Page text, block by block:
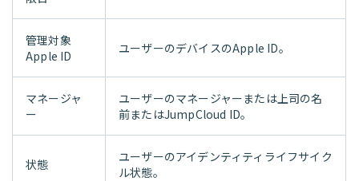
管理対象
Apple ID
ユーザーのデバイスのApple ID。
マネージャ
ー
ユーザーのマネージャーまたは上司の名
前またはJumpCloud ID。
状態
ユーザーのアイデンティティライフサイク
ル状態。